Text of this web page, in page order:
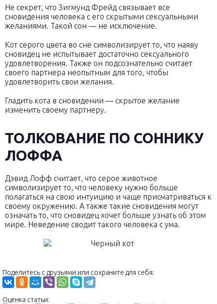
Не секрет, что Зигмунд Фрейд связывает все
сновидения человека с его скрытыми сексуальными
желаниями. Такой сон — не исключение.
Кот серого цвета во сне символизирует то, что наяву
сновидец не испытывает достаточно сексуального
удовлетворения. Также он подсознательно считает
своего партнера неопытным для того, чтобы
удовлетворить свои желания.
Гладить кота в сновидении — скрытое желание
изменить своему партнеру.
ТОЛКОВАНИЕ ПО СОННИКУ
ЛОФФА
Дэвид Лофф считает, что серое животное
символизирует то, что человеку нужно больше
полагаться на свою интуицию и чаще присматриваться к
своему окружению. А также такие сновидения могут
означать то, что сновидец хочет больше узнать об этом
мире. Неведение сводит такого человека с ума.
Поделитесь с друзьями или сохраните для себя:
Оценка статьи: